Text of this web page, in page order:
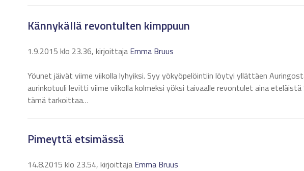
Kännykällä revontulten kimppuun
1.9.2015 klo 23.36, kirjoittaja Emma Bruus
Yöunet jäivät viime viikolla lyhyiksi. Syy yökyöpelöintiin löytyi yllättäen
aurinkotuuli levitti viime viikolla kolmeksi yöksi taivaalle revontulet aina
tämä tarkoittaa…
Pimeyttä etsimässä
14.8.2015 klo 23.54, kirjoittaja Emma Bruus